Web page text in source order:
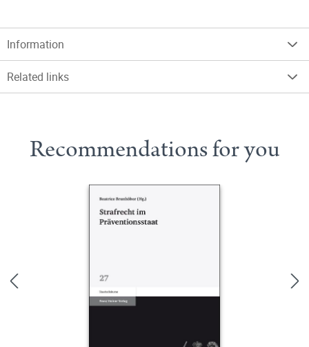
Information
Related links
Recommendations for you